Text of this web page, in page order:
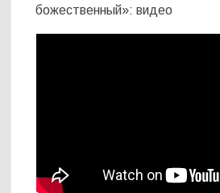
божественный»: видео